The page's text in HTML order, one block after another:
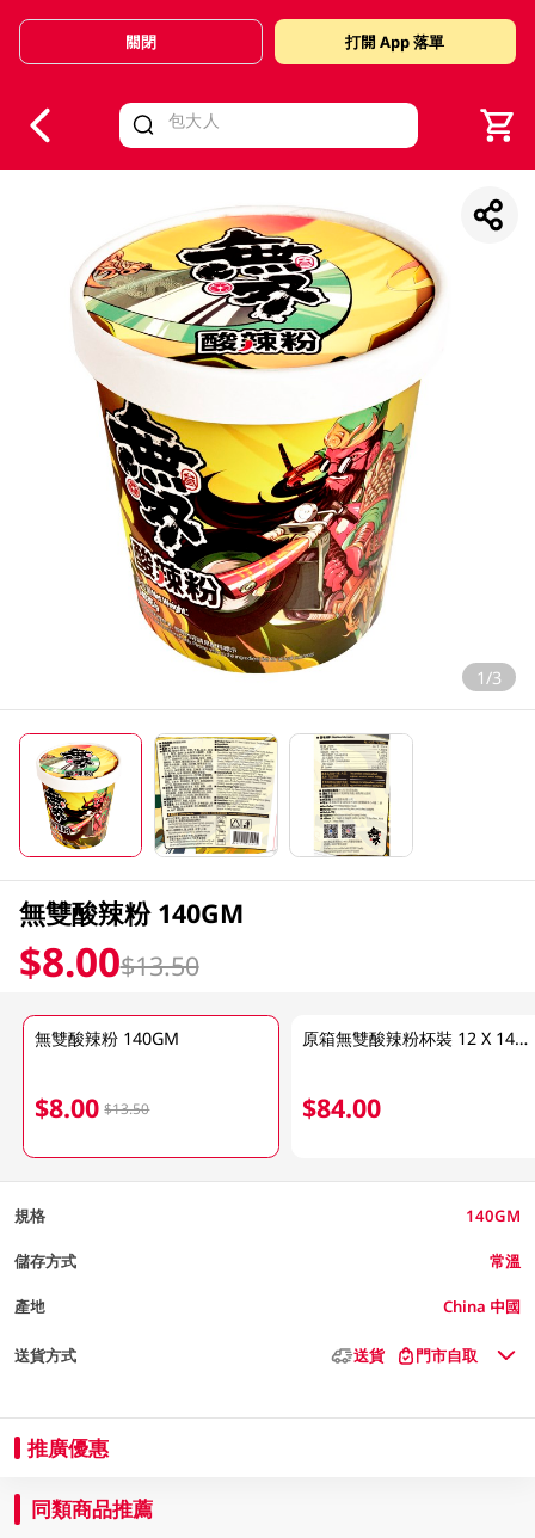
Valid Until 30 June 2026
關閉 打開 App 落單
1/3
無雙酸辣粉 140GM
$8.00$13.50
無雙酸辣粉 140GM
$8.00 $13.50
原箱無雙酸辣粉杯裝 12 X 140GM
$84.00
規格 140GM
儲存方式 常溫
產地 China 中國
送貨方式 送貨 門市自取
推廣優惠
同類商品推薦